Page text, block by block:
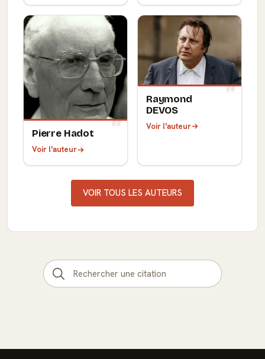
Pierre Hadot
Voir l'auteur
Raymond
DEVOS
Voir l'auteur
VOIR TOUS LES AUTEURS